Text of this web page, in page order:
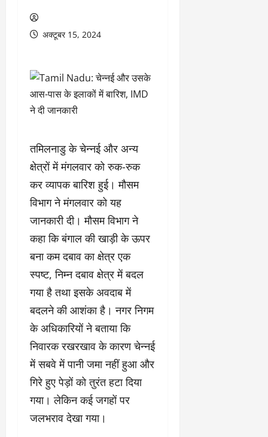
अक्टूबर 15, 2024
तमिलनाडु के चेन्नई और अन्य
क्षेत्रों में मंगलवार को रुक-रुक
कर व्यापक बारिश हुई। मौसम
विभाग ने मंगलवार को यह
जानकारी दी। मौसम विभाग ने
कहा कि बंगाल की खाड़ी के ऊपर
बना कम दबाव का क्षेत्र एक
स्पष्ट, निम्न दबाव क्षेत्र में बदल
गया है तथा इसके अवदाब में
बदलने की आशंका है। नगर निगम
के अधिकारियों ने बताया कि
निवारक रखरखाव के कारण चेन्नई
में सबवे में पानी जमा नहीं हुआ और
गिरे हुए पेड़ों को तुरंत हटा दिया
गया। लेकिन कई जगहों पर
जलभराव देखा गया।